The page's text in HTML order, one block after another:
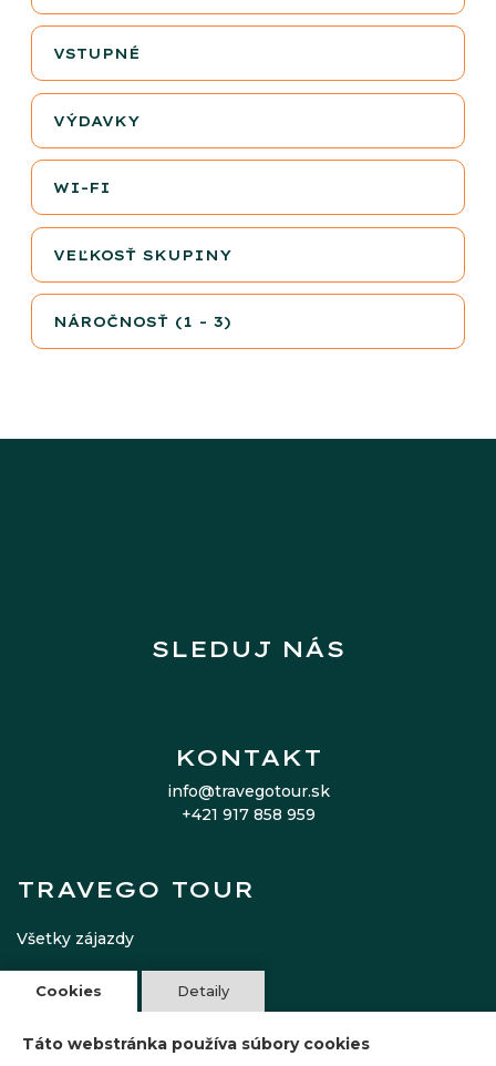
VSTUPNÉ
VÝDAVKY
WI-FI
VEĽKOSŤ SKUPINY
NÁROČNOSŤ (1 - 3)
SLEDUJ NÁS
KONTAKT
info@travegotour.sk
+421 917 858 959
TRAVEGO TOUR
Všetky zájazdy
O nás
Cookies Detaily
Táto webstránka používa súbory cookies